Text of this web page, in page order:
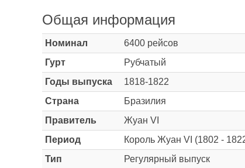
Общая информация
Номинал
6400 рейсов
Гурт
Рубчатый
Годы выпуска
1818-1822
Страна
Бразилия
Правитель
Жуан VI
Период
Король Жуан VI (1802 -
Тип
Регулярный выпуск